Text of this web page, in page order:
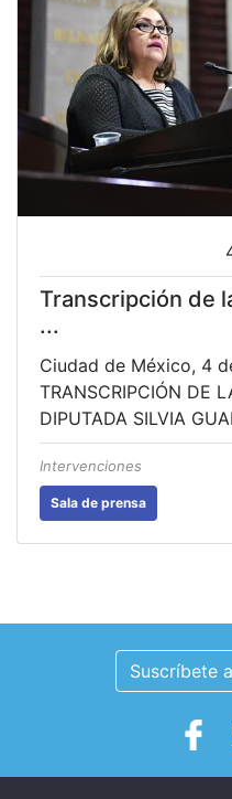
Transcripción de
...
Ciudad de México, 4
TRANSCRIPCIÓN DE
DIPUTADA SILVIA
Intervenciones
Sala de prensa
Suscríbete